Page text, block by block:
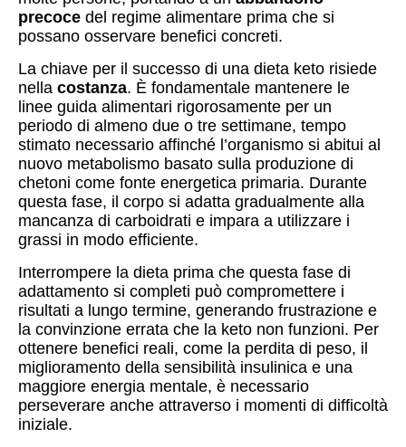
precoce del regime alimentare prima che si
possano osservare benefici concreti.
La chiave per il successo di una dieta keto risiede
nella costanza. È fondamentale mantenere le
linee guida alimentari rigorosamente per un
periodo di almeno due o tre settimane, tempo
stimato necessario affinché l’organismo si abitui al
nuovo metabolismo basato sulla produzione di
chetoni come fonte energetica primaria. Durante
questa fase, il corpo si adatta gradualmente alla
mancanza di carboidrati e impara a utilizzare i
grassi in modo efficiente.
Interrompere la dieta prima che questa fase di
adattamento si completi può compromettere i
risultati a lungo termine, generando frustrazione e
la convinzione errata che la keto non funzioni. Per
ottenere benefici reali, come la perdita di peso, il
miglioramento della sensibilità insulinica e una
maggiore energia mentale, è necessario
perseverare anche attraverso i momenti di difficoltà
iniziale.